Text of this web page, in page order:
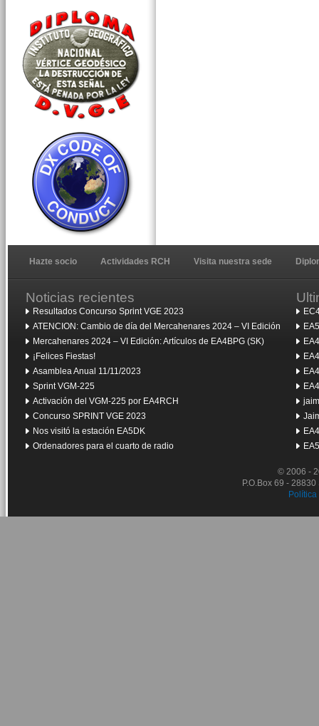
Hazte socio Actividades RCH Visita nuestra sede
Noticias recientes
Resultados Concurso Sprint VGE 2023
ATENCION: Cambio de día del Mercahenares 2024 – VI Edición
Mercahenares 2024 – VI Edición: Artículos de EA4BPG (SK)
¡Felices Fiestas!
Asamblea Anual 11/11/2023
Sprint VGM-225
Activación del VGM-225 por EA4RCH
Concurso SPRINT VGE 2023
Nos visitó la estación EA5DK
Ordenadores para el cuarto de radio
© 2006 -
P.O.Box 69 -